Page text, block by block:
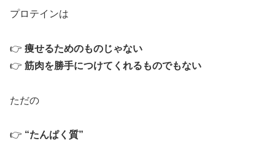
プロテインは
👉 痩せるためのものじゃない
👉 筋肉を勝手につけてくれるものでもない
ただの
👉 “たんぱく質”